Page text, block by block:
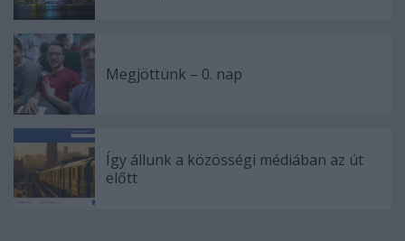
Megjöttünk – 0. nap
Így állunk a közösségi médiában az út
előtt